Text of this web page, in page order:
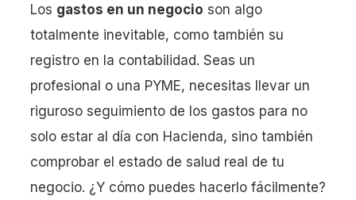
Los gastos en un negocio son algo
totalmente inevitable, como también su
registro en la contabilidad. Seas un
profesional o una PYME, necesitas llevar un
riguroso seguimiento de los gastos para no
solo estar al día con Hacienda, sino también
comprobar el estado de salud real de tu
negocio. ¿Y cómo puedes hacerlo fácilmente?